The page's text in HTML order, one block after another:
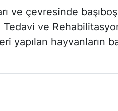
ve çevresinde
Tedavi ve
yapılan hayvanların